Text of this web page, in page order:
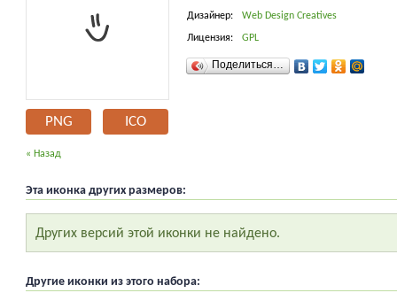
PNG ICO
Дизайнер: Web Design Creatives
Лицензия: GPL
Поделиться…
« Назад
Эта иконка других размеров:
Других версий этой иконки не найдено.
Другие иконки из этого набора: